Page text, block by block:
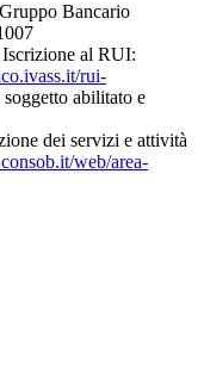
Bancario
al RUI:
rui-
abilitato e
dei servizi e attività
web/area-